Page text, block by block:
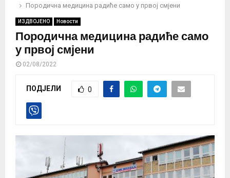
Породична медицина радиће само у првој смјени
ИЗДВОЈЕНО Новости
Породична медицина радиће само
у првој смјени
02/08/2022
ПОДЈЕЛИ 0